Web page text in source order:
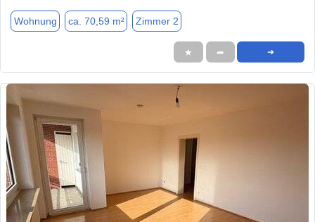
Wohnung ca. 70,59 m² Zimmer 2
★ ➦ ➜